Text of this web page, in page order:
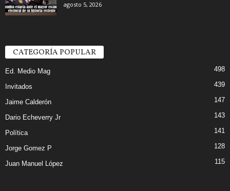
agosto 5, 2026
CATEGORÍA POPULAR
Ed. Medio Mag 498
Invitados 439
Jaime Calderón 147
Dario Echeverry Jr 143
Política 141
Jorge Gomez P 128
Juan Manuel López 115